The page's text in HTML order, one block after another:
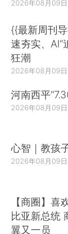
2026年08月09日
{{最新周刊
速夯实、AI“
狂潮
2026年08月09日
河南西平
2026年08月09日
心智｜教孩
2026年08月09日
【商圈】喜
比亚新总统
翼又一员